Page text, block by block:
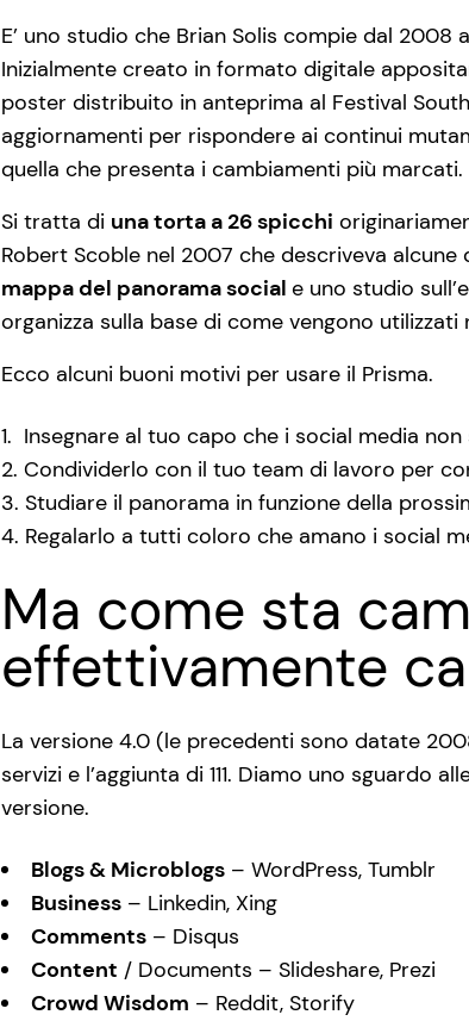
E’ uno studio che Brian Solis compie dal 2008
Inizialmente creato in formato digitale
poster distribuito in anteprima al Festival
aggiornamenti per rispondere ai continui
quella che presenta i cambiamenti più marcati.
Si tratta di una torta a 26 spicchi
Robert Scoble nel 2007 che descriveva
mappa del panorama social e uno studio
organizza sulla base di come vengono
Ecco alcuni buoni motivi per usare il Prisma.
Insegnare al tuo capo che i social media
Condividerlo con il tuo team di lavoro per
Studiare il panorama in funzione della
Regalarlo a tutti coloro che amano i social
Ma come sta
effettivamente
La versione 4.0 (le precedenti sono datate
servizi e l’aggiunta di 111. Diamo uno sguardo
versione.
Blogs & Microblogs – WordPress, Tumblr
Business – Linkedin, Xing
Comments – Disqus
Content / Documents – Slideshare, Prezi
Crowd Wisdom – Reddit, Storify